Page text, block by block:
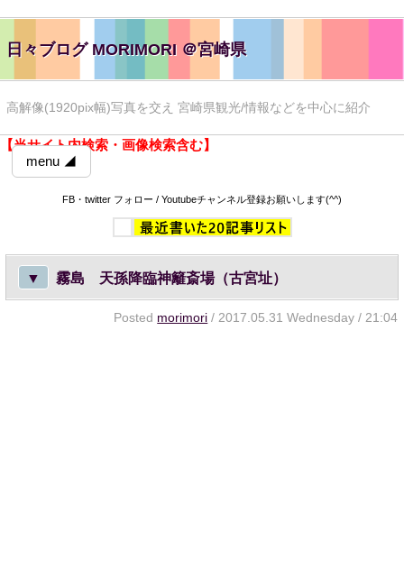
日々ブログ MORIMORI ＠宮崎県
高解像(1920pix幅)写真を交え 宮崎県観光/情報などを中心に紹介
【当サイト内検索・画像検索含む】
menu ◢
FB・twitter フォロー / Youtubeチャンネル登録お願いします(^^)
▼ 霧島 天孫降臨神籬斎場（古宮址）
Posted morimori / 2017.05.31 Wednesday / 21:04